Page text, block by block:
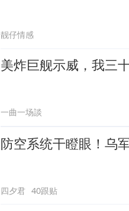
靓仔情感
美炸巨舰示威，我三
一曲一场談
防空系统干瞪眼！乌
四夕君 40跟贴